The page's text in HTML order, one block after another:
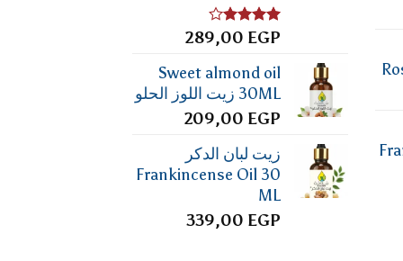
تم
4.00
5
289,00 EGP
Sweet almond oil
30ML زيت اللوز الحلو
209,00 EGP
زيت لبان الدكر
Frankincense Oil 30
ML
339,00 EGP